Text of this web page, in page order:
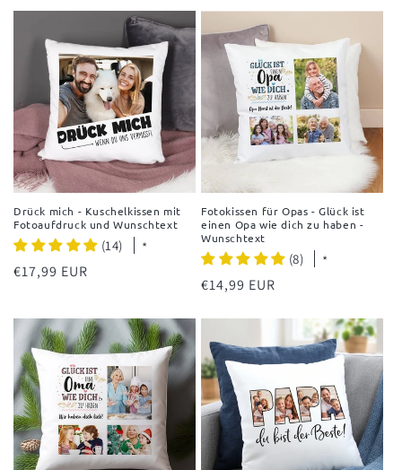
Drück mich - Kuschelkissen mit
Fotoaufdruck und Wunschtext
(14) *
Normaler
€17,99 EUR
Fotokissen für Opas - Glück ist
einen Opa wie dich zu haben -
Wunschtext
(8) *
Normaler
€14,99 EUR